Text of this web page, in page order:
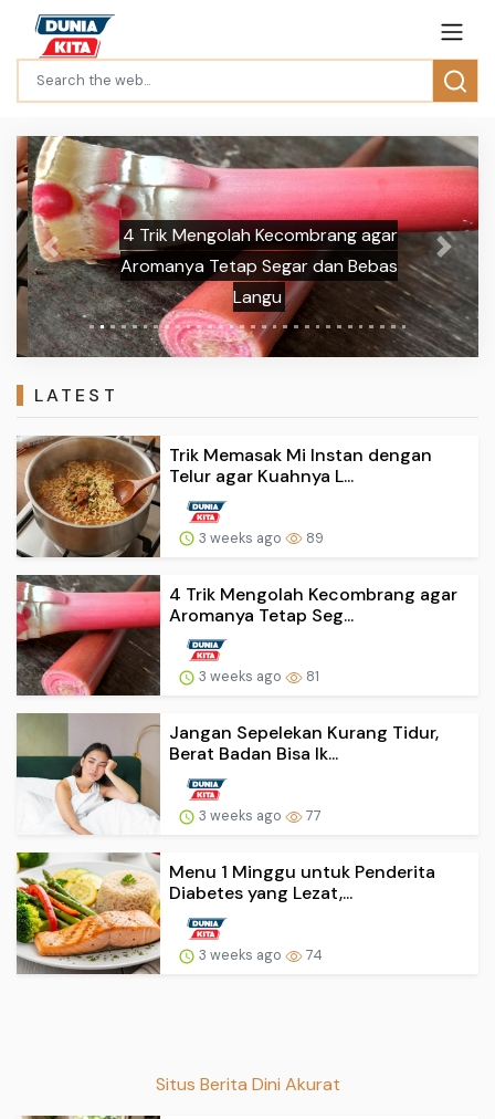
4 Trik Mengolah Kecombrang agar
Aromanya Tetap Segar dan Bebas
Langu
Previous Next
LATEST
Trik Memasak Mi Instan dengan
Telur agar Kuahnya L...
3 weeks ago 89
4 Trik Mengolah Kecombrang agar
Aromanya Tetap Seg...
3 weeks ago 81
Jangan Sepelekan Kurang Tidur,
Berat Badan Bisa Ik...
3 weeks ago 77
Menu 1 Minggu untuk Penderita
Diabetes yang Lezat,...
3 weeks ago 74
Situs Berita Dini Akurat